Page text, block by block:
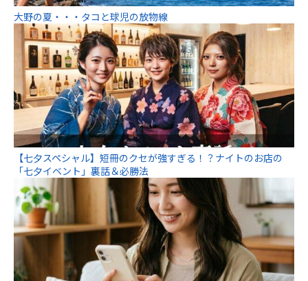
大野の夏・・・タコと球児の放物線
【七夕スペシャル】短冊のクセが強すぎる！？ナイトのお店の
「七夕イベント」裏話＆必勝法